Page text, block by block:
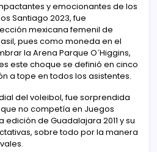
y emocionantes de los
Santiago 2023, fue
mexicana femenil de
pues como moneda en el
la Arena Parque O´Higgins,
este choque se definió en cinco
a tope en todos los asistentes.
del voleibol, fue sorprendida
no competía en Juegos
de Guadalajara 2011 y su
sobre todo por la manera